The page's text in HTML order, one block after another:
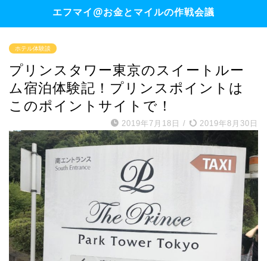
エフマイ@お金とマイルの作戦会議
ホテル体験談
プリンスタワー東京のスイートルー
ム宿泊体験記！プリンスポイントは
このポイントサイトで！
2019年7月18日 / 2019年8月30日